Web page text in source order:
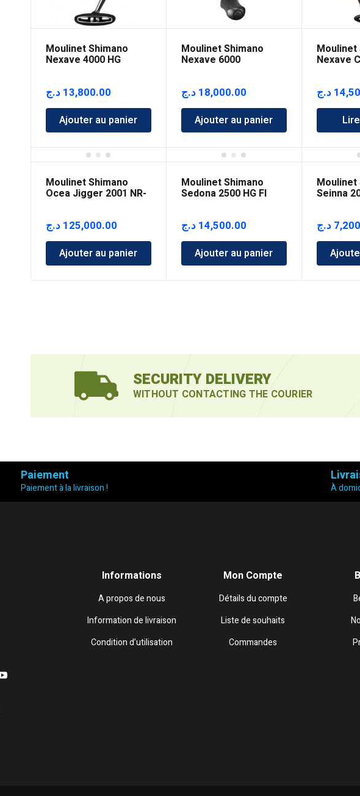
Moulinet Shimano
Nexave 4000 HG
13,800.00 د.ج
Ajouter au panier
Moulinet Shimano
Nexave 6000
18,000.00 د.ج
Ajouter au panier
Moulinet
Nexave
د.ج
Moulinet Shimano
Ocea Jigger 2001 NR-
125,000.00 د.ج
Ajouter au panier
Moulinet Shimano
Sedona 2500 HG FI
14,500.00 د.ج
Ajouter au panier
Moulinet
Seinna
د.ج
SECURITY DELIVERY
WITHOUT CONTACTING THE COURIER
Paiement
Paiement à la livraison ! À
Informations
A propos de nous
Information de livraison
Condition d’utilisation
Mon Compte
Détails du compte
Liste de souhaits
Commandes